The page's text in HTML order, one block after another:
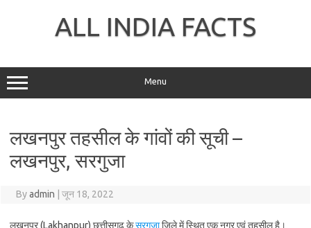
ALL INDIA FACTS
Menu
लखनपुर तहसील के गांवों की सूची –
लखनपुर, सरगुजा
Byadmin जून 18, 2022
लखनपुर (Lakhanpur) छत्तीसगढ़ केसरगुजाजिले में स्थित एक नगर एवं तहसील है।